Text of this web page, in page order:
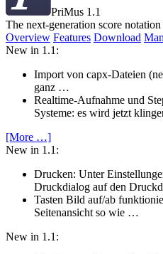
PriMus 1.1
The next-generation score
Overview Features Download
New in 1.1:
Import von capx-Dateien
ganz …
Realtime-Aufnahme und
Systeme: es wird jetzt
[More …]
New in 1.1:
Drucken: Unter
Druckdialog auf den
Tasten Bild auf/ab
Seitenansicht so wie …
New in 1.1: